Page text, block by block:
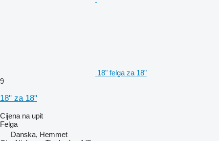
18" felga za 18"
9
18" za 18"
Cijena na upit
Felga
Danska, Hemmet